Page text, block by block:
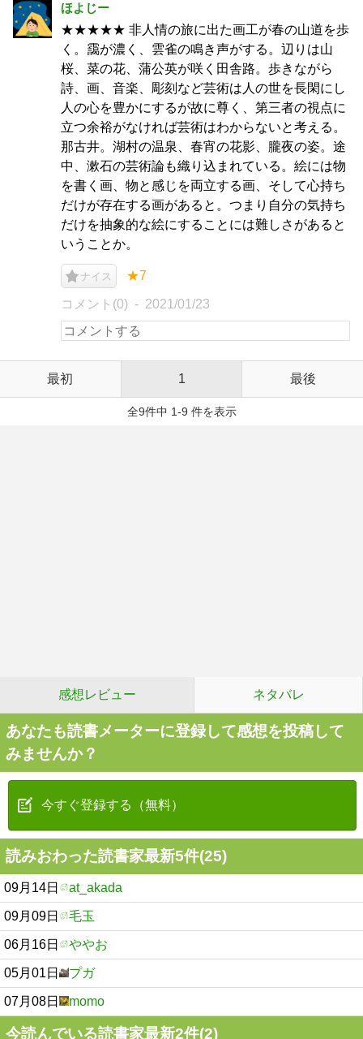
ほよじー
★★★★★ 非人情の旅に出た画工が春の山道を歩
く。靄が濃く、雲雀の鳴き声がする。辺りは山
桜、菜の花、蒲公英が咲く田舎路。歩きながら
詩、画、音楽、彫刻など芸術は人の世を長閑にし
人の心を豊かにするが故に尊く、第三者の視点に
立つ余裕がなければ芸術はわからないと考える。
那古井。湖村の温泉、春宵の花影、朧夜の姿。途
中、漱石の芸術論も織り込まれている。絵には物
を書く画、物と感じを両立する画、そして心持ち
だけが存在する画があると。つまり自分の気持ち
だけを抽象的な絵にすることには難しさがあると
いうことか。
ナイス ★7
コメント(0) 2021/01/23
最初 1 最後
全9件中 1-9 件を表示
感想レビュー ネタバレ
あなたも読書メーターに登録して感想を投稿して
みませんか？
今すぐ登録する（無料）
読みおわった読書家最新5件(25)
09月14日 at_akada
09月09日 毛玉
06月16日 ややお
05月01日 プガ
07月08日 momo
今読んでいる読書家最新2件(2)